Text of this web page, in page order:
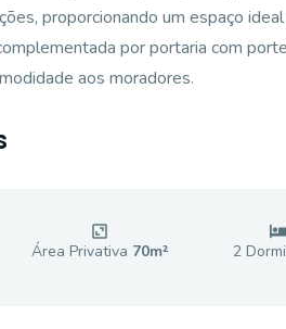
proporcionando um espaço
por portaria com
aos moradores.
Área Privativa 70m² 2